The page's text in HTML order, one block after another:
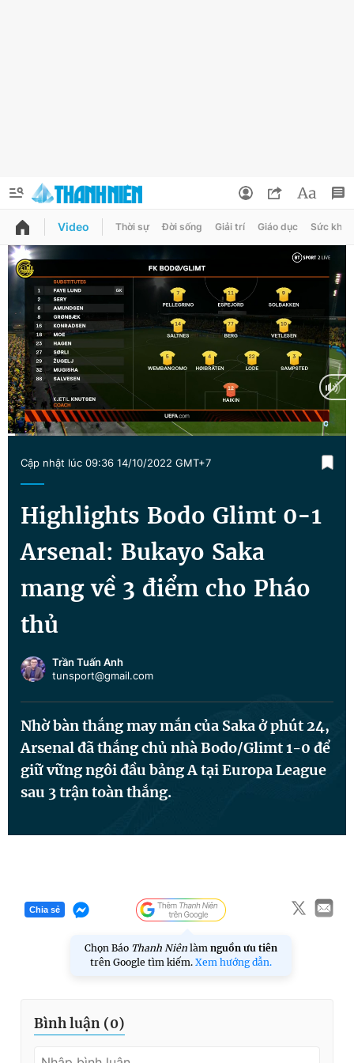
QUẢNG CÁO
Chuyên mục
Chuyên mục khác
Chào ngày mới Tin 24h
Tin thị trường Tin 360
Video Magazine
Sản phẩm khác
Tiện ích Bạn cần biết
Đọc Thanh Niên trên điện thoại
Hotline
0906 645 777
Liên hệ quảng cáo
0908 780 404
Quảng cáo RSS Tòa soạn Chính sách bảo
Phó tổng biên tập: Lâm Hiếu Dũng
Phó tổng biên tập: Trần Việt Hưng
Thông tin tài khoản
Đổi mật khẩu
Tin đã lưu
Tin đã xem
Đăng xuất
Video Thời sự Đời sống Giải trí Giáo dục Sức khỏe
Time
Cập nhật lúc 09:36 14/10/2022 GMT+7
Highlights Bodo Glimt 0-1
Arsenal: Bukayo Saka
mang về 3 điểm cho Pháo
thủ
Trần Tuấn Anh
tunsport@gmail.com
Nhờ bàn thắng may mắn của Saka ở phút 24,
Arsenal đã thắng chủ nhà Bodo/Glimt 1-0 để
giữ vững ngôi đầu bảng A tại Europa League
sau 3 trận toàn thắng.
Chia sẻ
Chọn Báo Thanh Niên làm nguồn ưu tiên
trên Google tìm kiếm. Xem hướng dẫn.
Bình luận (0)